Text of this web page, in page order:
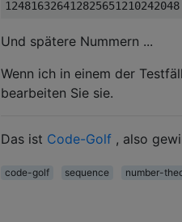
Und spätere Nummern ...
Wenn ich in einem der
bearbeiten Sie sie.
Das ist Code-Golf , also
code-golf sequence number-